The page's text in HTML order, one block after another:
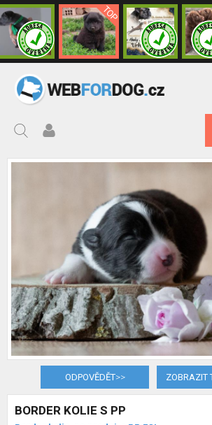
ODPOVĚDĚT>> ZOBRAZIT
BORDER KOLIE S PP